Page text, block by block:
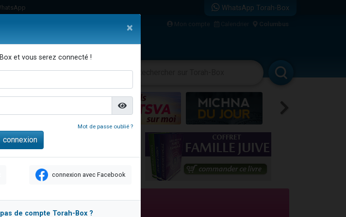
Sauvez la jambe de Yohan
Zoom
Tsédaka : pauvres d'Israel
WhatsApp Torah-Box
Mon compte Calendrier Columbus
Texte Musique Paracha Divertissements
×
et vous serez connecté !
Mot de passe oublié ?
connexion avec Facebook
de compte Torah-Box ?